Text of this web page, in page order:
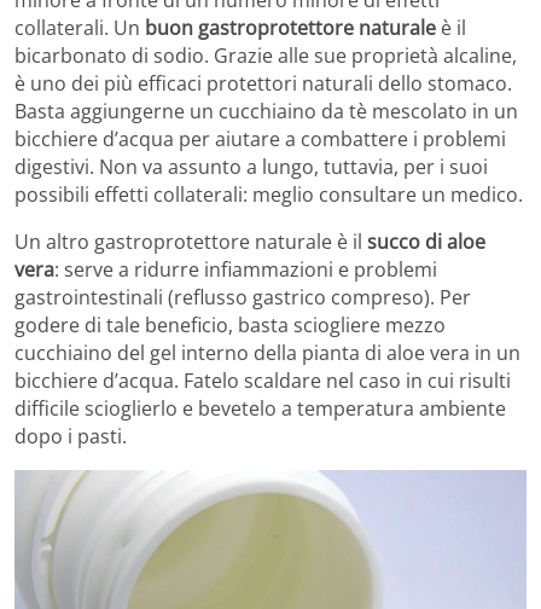
collaterali. Un buon gastroprotettore naturale è il
bicarbonato di sodio. Grazie alle sue proprietà alcaline,
è uno dei più efficaci protettori naturali dello stomaco.
Basta aggiungerne un cucchiaino da tè mescolato in un
bicchiere d’acqua per aiutare a combattere i problemi
digestivi. Non va assunto a lungo, tuttavia, per i suoi
possibili effetti collaterali: meglio consultare un medico.
Un altro gastroprotettore naturale è il succo di aloe
vera: serve a ridurre infiammazioni e problemi
gastrointestinali (reflusso gastrico compreso). Per
godere di tale beneficio, basta sciogliere mezzo
cucchiaino del gel interno della pianta di aloe vera in un
bicchiere d’acqua. Fatelo scaldare nel caso in cui risulti
difficile scioglierlo e bevetelo a temperatura ambiente
dopo i pasti.